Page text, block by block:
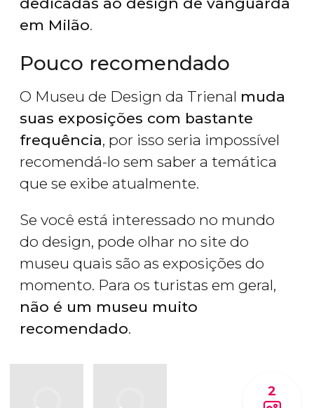
em Milão.
Pouco recomendado
O Museu de Design da Trienal muda
suas exposições com bastante
frequência, por isso seria impossível
recomendá-lo sem saber a temática
que se exibe atualmente.
Se você está interessado no mundo
do design, pode olhar no site do
museu quais são as exposições do
momento. Para os turistas em geral,
não é um museu muito
recomendado.
2